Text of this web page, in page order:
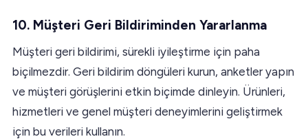
10. Müşteri Geri Bildiriminden Yararlanma
Müşteri geri bildirimi, sürekli iyileştirme için paha
biçilmezdir. Geri bildirim döngüleri kurun, anketler yapın
ve müşteri görüşlerini etkin biçimde dinleyin. Ürünleri,
hizmetleri ve genel müşteri deneyimlerini geliştirmek
için bu verileri kullanın.